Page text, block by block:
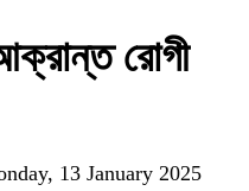
রোগী
13 January 2025